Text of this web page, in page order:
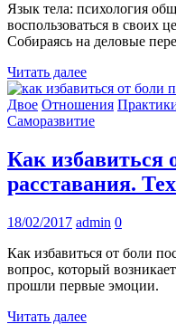
Язык тела: психология
воспользоваться в своих
Собираясь на деловые
Читать далее
Двое Отношения
Саморазвитие
Как избавиться
расставания.
18/02/2017 admin 0
Как избавиться от боли
вопрос, который
прошли первые эмоции.
Читать далее